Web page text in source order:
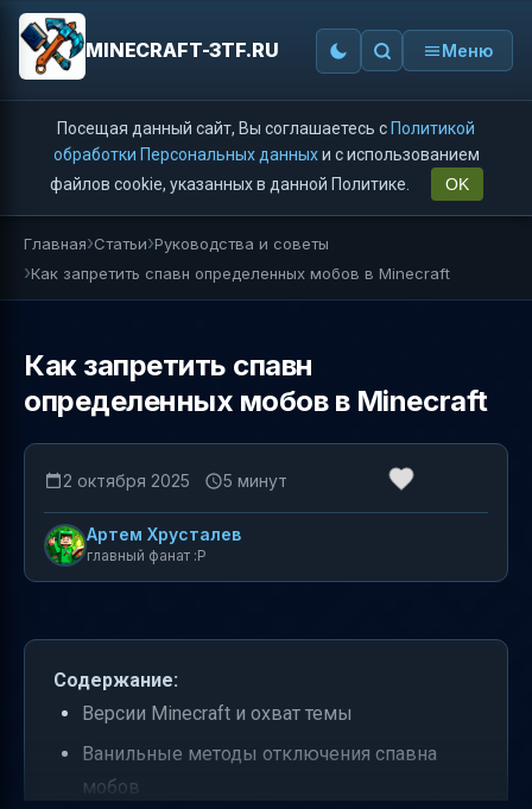
MINECRAFT-3TF.RU Меню
Посещая данный сайт, Вы соглашаетесь с Политикой
обработки Персональных данныхи с использованием
файлов cookie, указанных в данной Политике.
OK
Главная Статьи Руководства и советы
Как запретить спавн определенных мобов в Minecraft
Как запретить спавн
определенных мобов в Minecraft
2 октября 2025 5 минут
Артем Хрусталев
главный фанат :P
Содержание:
Версии Minecraft и охват темы
Ванильные методы отключения спавна
мобов